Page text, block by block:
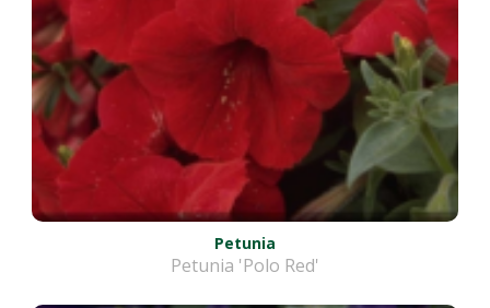
Petunia
Petunia 'Polo Red'